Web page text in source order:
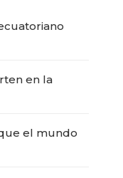
en la
el mundo